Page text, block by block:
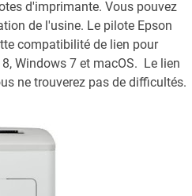
d'imprimante. Vous pouvez
de l'usine. Le pilote Epson
compatibilité de lien pour
Windows 7 et macOS. Le lien
ne trouverez pas de difficultés.